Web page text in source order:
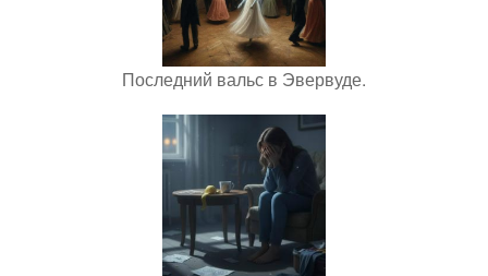
Последний вальс в Эвервуде.